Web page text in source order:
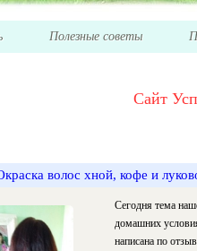
Полезные советы
Сайт
волос хной, кофе и
Сегодня тема
домашних
написана по